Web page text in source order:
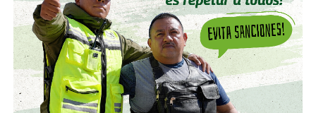
Yo soy Jorge Saldaña.